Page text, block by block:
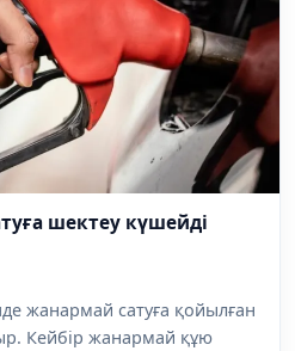
шектеу күшейді
жанармай сатуға қойылған
Кейбір жанармай құю